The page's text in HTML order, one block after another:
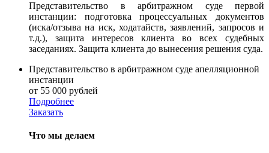
Представительство в арбитражном суде первой
инстанции: подготовка процессуальных документов
(иска/отзыва на иск, ходатайств, заявлений, запросов и
т.д.), защита интересов клиента во всех судебных
заседаниях. Защита клиента до вынесения решения суда.
Представительство в арбитражном суде апелляционной
инстанции
от 55 000 рублей
Подробнее
Заказать
Что мы делаем